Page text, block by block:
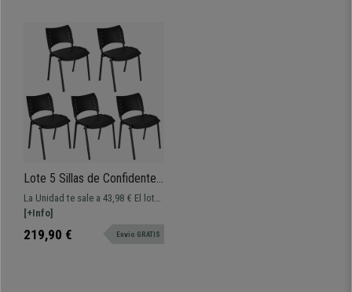
Lote 5 Sillas de Confidente
ELVA, apilables y muy
prácticas, gran calidad, en
La Unidad te sale a 43,98 € El lote
contiene 5 UNIDADES • Se envían
MONTADAS • Ideal para sala de
espera, eventos, etc. • Practicidad
[+Info]
219,90 € Envio GRATIS